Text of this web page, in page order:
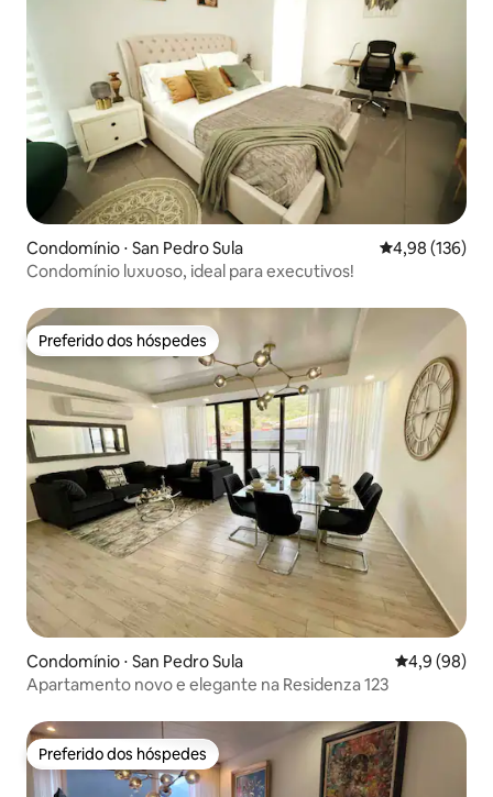
Condomínio ⋅ San Pedro Sula 4,98 de uma
4,98 (136)
Condomínio luxuoso, ideal para executivos!
Preferido dos hóspedes
Preferido dos hóspedes
Condomínio ⋅ San Pedro Sula 4,9 de uma
4,9 (98)
Apartamento novo e elegante na Residenza 123
Preferido dos hóspedes
Preferido dos hóspedes